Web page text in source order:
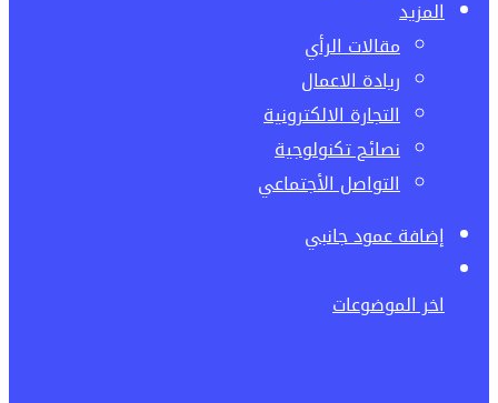
المزيد
مقالات الرأي
ريادة الاعمال
التجارة الالكترونية
نصائح تكنولوجية
التواصل الأجتماعي
إضافة عمود جانبي
اخر الموضوعات